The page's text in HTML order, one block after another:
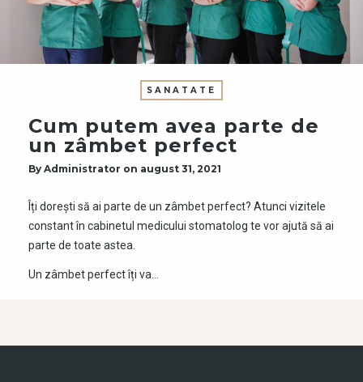
SANATATE
Cum putem avea parte de
un zâmbet perfect
By Administrator on august 31, 2021
Îți dorești să ai parte de un zâmbet perfect? Atunci vizitele
constant în cabinetul medicului stomatolog te vor ajută să ai
parte de toate astea.
Un zâmbet perfect îți va…